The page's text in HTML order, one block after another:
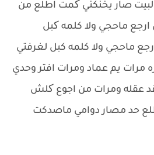
صار يخنكني کمت اطلع من
ماحجي ولا كلمه کبل
ماحجي ولا كلمه كبل لغرفتي
مرات يم عماد ومرات افتر وحدي
عقله ومرات من اجوع کلش
حد مصار دوامي ماصدكت